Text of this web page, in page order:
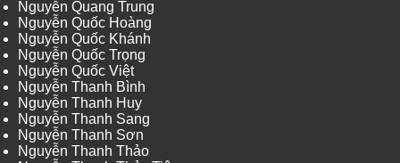
Nguyễn Quang Trung
Nguyễn Quốc Hoàng
Nguyễn Quốc Khánh
Nguyễn Quốc Trọng
Nguyễn Quốc Việt
Nguyễn Thanh Bình
Nguyễn Thanh Huy
Nguyễn Thanh Sang
Nguyễn Thanh Sơn
Nguyễn Thanh Thảo